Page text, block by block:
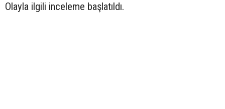
Olayla ilgili inceleme başlatıldı.